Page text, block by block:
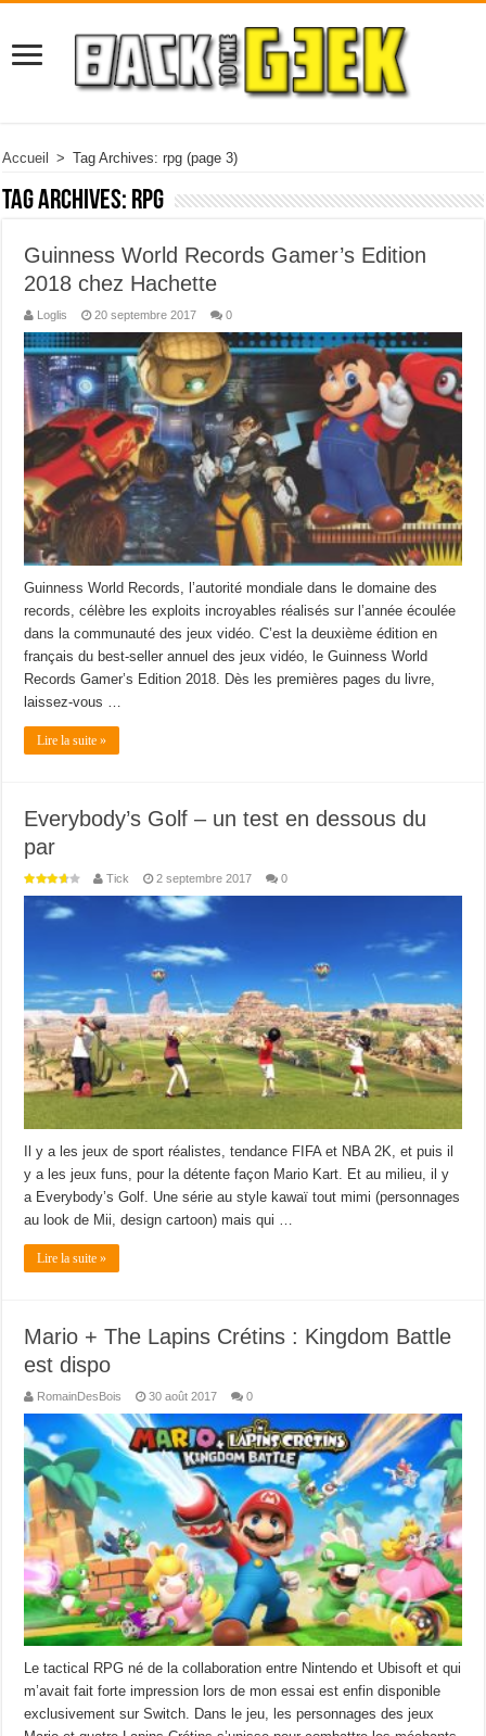
Accueil > Tag Archives: rpg (page 3)
Tag Archives: rpg
Guinness World Records Gamer’s Edition
2018 chez Hachette
Loglis 20 septembre 2017 0
Guinness World Records, l’autorité mondiale dans le domaine des
records, célèbre les exploits incroyables réalisés sur l’année écoulée
dans la communauté des jeux vidéo. C’est la deuxième édition en
français du best-seller annuel des jeux vidéo, le Guinness World
Records Gamer’s Edition 2018. Dès les premières pages du livre,
laissez-vous …
Lire la suite »
Everybody’s Golf – un test en dessous du
par
Tick 2 septembre 2017 0
Il y a les jeux de sport réalistes, tendance FIFA et NBA 2K, et puis il
y a les jeux funs, pour la détente façon Mario Kart. Et au milieu, il y
a Everybody’s Golf. Une série au style kawaï tout mimi (personnages
au look de Mii, design cartoon) mais qui …
Lire la suite »
Mario + The Lapins Crétins : Kingdom Battle
est dispo
RomainDesBois 30 août 2017 0
Le tactical RPG né de la collaboration entre Nintendo et Ubisoft et qui
m’avait fait forte impression lors de mon essai est enfin disponible
exclusivement sur Switch. Dans le jeu, les personnages des jeux